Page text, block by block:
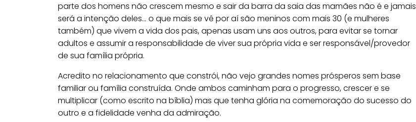
parte dos homens não crescem mesmo e sair da barra da saia das mamães não é e jamais
será a intenção deles… o que mais se vê por aí são meninos com mais 30 (e mulheres
também) que vivem a vida dos pais, apenas usam uns aos outros, para evitar se tornar
adultos e assumir a responsabilidade de viver sua própria vida e ser responsável/provedor
de sua família própria.
Acredito no relacionamento que constrói, não vejo grandes nomes prósperos sem base
familiar ou família construída. Onde ambos caminham para o progresso, crescer e se
multiplicar (como escrito na bíblia) mas que tenha glória na comemoração do sucesso do
outro e a fidelidade venha da admiração.